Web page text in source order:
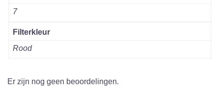
7
Filterkleur
Rood
Er zijn nog geen beoordelingen.